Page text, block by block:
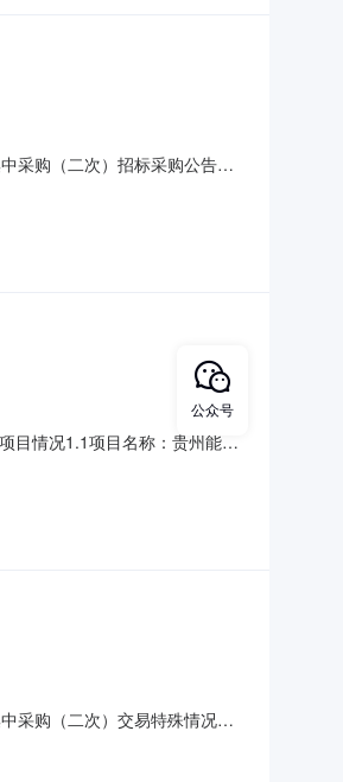
采购（二次）招标采购公告采
。2.3主要采购内容
目情况1.1项目名称：贵州能源
团物资有限责任公司，招标项
采购（二次）交易特殊情况采
的可为本次项目提供服务的生
公众号